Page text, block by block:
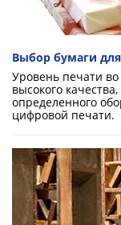
Выбор бумаги
Уровень печати
высокого
определенного
цифровой печати.